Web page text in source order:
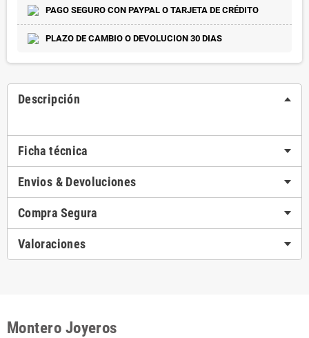
PAGO SEGURO CON PAYPAL O TARJETA DE CRÉDITO
PLAZO DE CAMBIO O DEVOLUCION 30 DIAS
Descripción
Ficha técnica
Envios & Devoluciones
Compra Segura
Valoraciones
Montero Joyeros